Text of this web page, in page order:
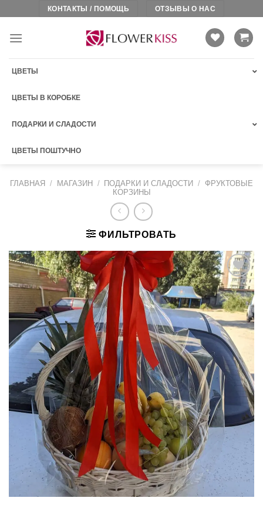
content
КОНТАКТЫ / ПОМОЩЬ ОТЗЫВЫ О НАС
ЦВЕТЫ
ЦВЕТЫ В КОРОБКЕ
ПОДАРКИ И СЛАДОСТИ
ЦВЕТЫ ПОШТУЧНО
ГЛАВНАЯ / МАГАЗИН / ПОДАРКИ И СЛАДОСТИ / ФРУКТОВЫЕ
КОРЗИНЫ
ФИЛЬТРОВАТЬ
В
избранное